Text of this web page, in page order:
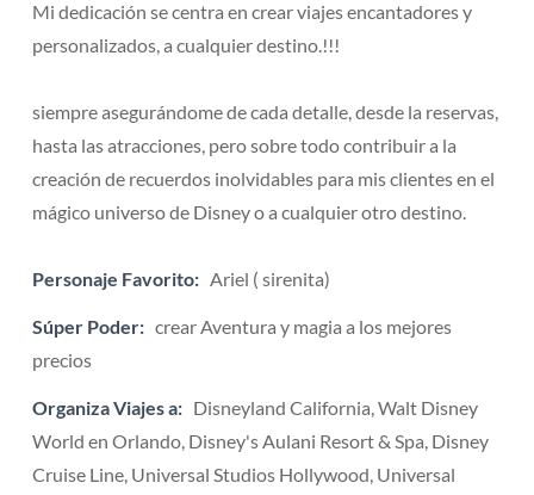
Mi dedicación se centra en crear viajes encantadores y
personalizados, a cualquier destino.!!!
siempre asegurándome de cada detalle, desde la reservas,
hasta las atracciones, pero sobre todo contribuir a la
creación de recuerdos inolvidables para mis clientes en el
mágico universo de Disney o a cualquier otro destino.
Personaje Favorito: Ariel ( sirenita)
Súper Poder: crear Aventura y magia a los mejores
precios
Organiza Viajes a: Disneyland California, Walt Disney
World en Orlando, Disney's Aulani Resort & Spa, Disney
Cruise Line, Universal Studios Hollywood, Universal